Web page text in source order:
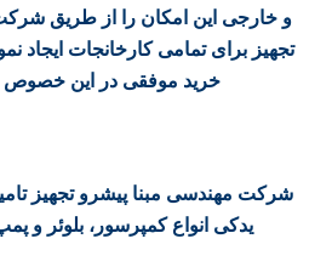
و خارجی این امکان را از طریق
تجهیز برای تمامی کارخانجات ایجاد
خرید موفقی در این خصوص
شرکت مهندسی مبنا پیشرو تجهیز
یدکی انواع کمپرسور، بلوئر و